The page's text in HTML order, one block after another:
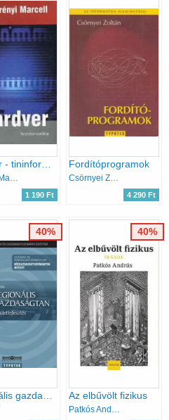
1 190 Ft
Fordítóprogramok
Csörnyei Zoltán
4 290 Ft
Regionális gazdaságtan - Területfejlesztés
40%
Az elbűvölt fizikus
Patkós András
40%